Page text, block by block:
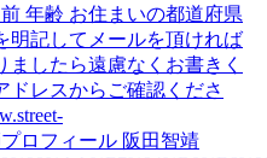
年齢 お住まいの都道府県
明記してメールを頂ければ
したら遠慮なくお書きく
ドレスからご確認くださ
プロフィール 阪田智靖